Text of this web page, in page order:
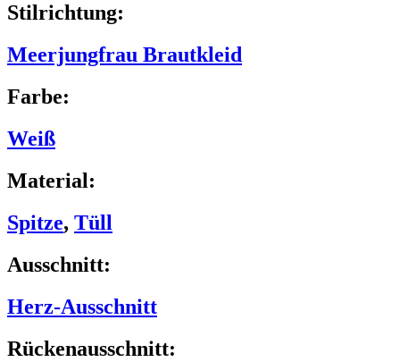
Stilrichtung:
Meerjungfrau Brautkleid
Farbe:
Weiß
Material:
Spitze, Tüll
Ausschnitt:
Herz-Ausschnitt
Rückenausschnitt: